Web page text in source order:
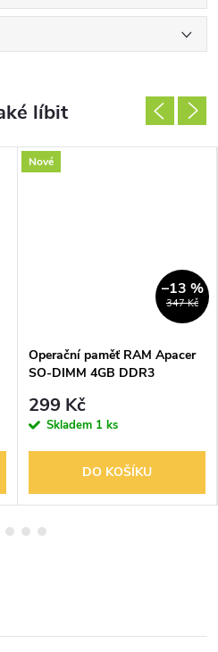
Nové
347 Kč
–13 %
Operační paměť RAM Apacer
SO-DIMM 4GB DDR3
299 Kč
Skladem 1 ks
DO KOŠÍKU